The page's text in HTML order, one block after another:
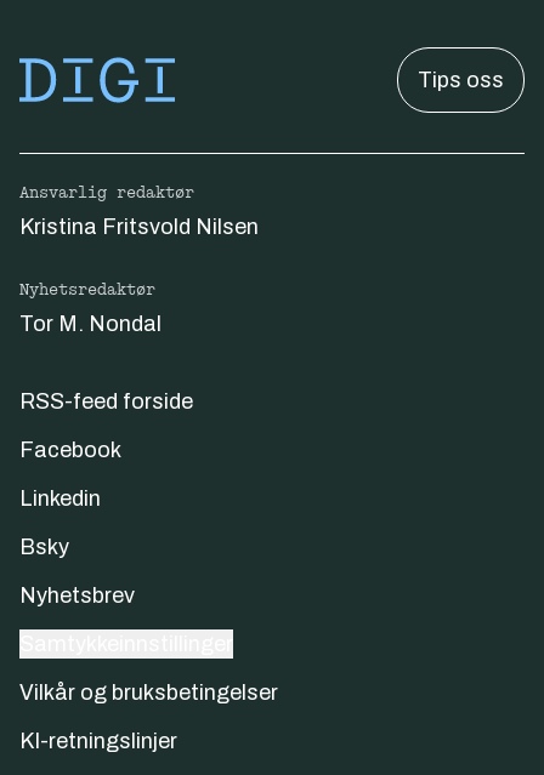
Tips oss
Ansvarlig redaktør
Kristina Fritsvold Nilsen
Nyhetsredaktør
Tor M. Nondal
RSS-feed forside
Facebook
Linkedin
Bsky
Nyhetsbrev
Vilkår og bruksbetingelser
KI-retningslinjer